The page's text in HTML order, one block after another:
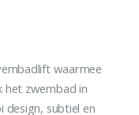
waarmee
het zwembad in
design, subtiel en